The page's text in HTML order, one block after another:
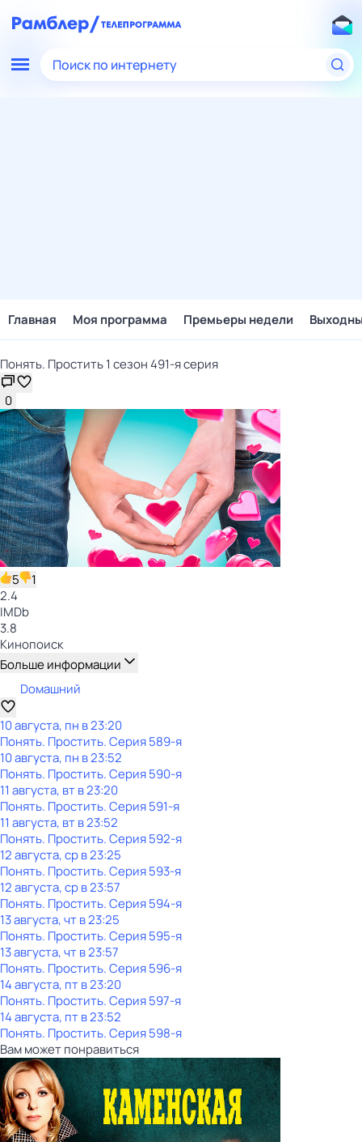
Поиск по интернету
Главная Моя программа Премьеры недели
Понять. Простить 1 сезон 491-я серия
0
5
1
2.4
IMDb
3.8
Кинопоиск
Больше информации
Dомашний
10 августа, пн в 23:20
Понять. Простить. Серия 589-я
10 августа, пн в 23:52
Понять. Простить. Серия 590-я
11 августа, вт в 23:20
Понять. Простить. Серия 591-я
11 августа, вт в 23:52
Понять. Простить. Серия 592-я
12 августа, ср в 23:25
Понять. Простить. Серия 593-я
12 августа, ср в 23:57
Понять. Простить. Серия 594-я
13 августа, чт в 23:25
Понять. Простить. Серия 595-я
13 августа, чт в 23:57
Понять. Простить. Серия 596-я
14 августа, пт в 23:20
Понять. Простить. Серия 597-я
14 августа, пт в 23:52
Понять. Простить. Серия 598-я
Вам может понравиться